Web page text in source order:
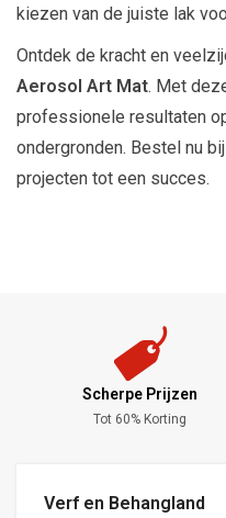
kiezen van de juiste lak
Ontdek de kracht en
Aerosol Art Mat. Met
professionele resultaten
ondergronden. Bestel nu
projecten tot een succes.
Scherpe Prijzen
Tot 60% Korting
Verf en Behangland